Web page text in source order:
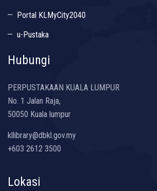
Portal KLMyCity2040
u-Pustaka
Hubungi
PERPUSTAKAAN KUALA LUMPUR
No. 1 Jalan Raja,
50050 Kuala lumpur
kllibrary@dbkl.gov.my
+603 2612 3500
Lokasi